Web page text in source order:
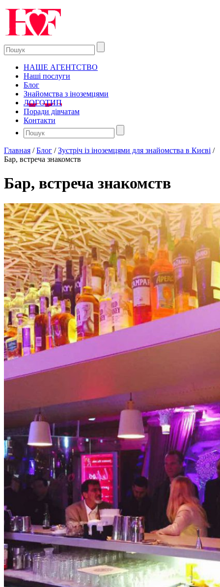
НАШЕ АГЕНТСТВО
Наші послуги
Блог
Знайомства з іноземцями
ЛОГОТИП
Поради дівчатам
Контакти
Главная /Блог /Зустріч із іноземцями для знайомства в Києві /
Бар, встреча знакомств
Бар, встреча знакомств